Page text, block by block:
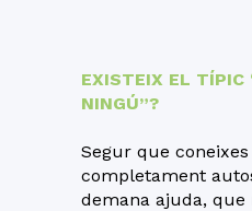
EXISTEIX EL TÍPIC
NINGÚ”?
Segur que
completament
demana ajuda, que